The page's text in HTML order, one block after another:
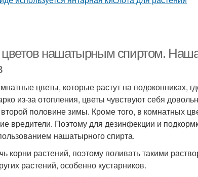
нашатырным спиртом.
цветы, которые растут на подоконниках,
из-за отопления, цветы чувствуют себя
половине зимы. Кроме того, в комнатных
вредители. Поэтому для дезинфекции и
нашатырного спирта.
корни растений, поэтому поливать такими
растений, особенно кустарников.